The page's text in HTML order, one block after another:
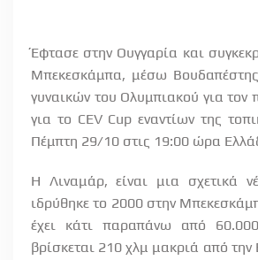
Έφτασε στην Ουγγαρία και
Μπεκεσκάμπα, μέσω
γυναικών του Ολυμπιακού για
για το CEV Cup εναντίων της
Πέμπτη 29/10 στις 19:00 ώρα
Η Λιναμάρ, είναι μια σχετικά
ιδρύθηκε το 2000 στην
έχει κάτι παραπάνω από
βρίσκεται 210 χλμ μακριά από